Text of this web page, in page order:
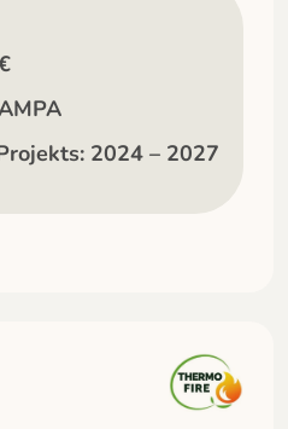
2024 – 2027